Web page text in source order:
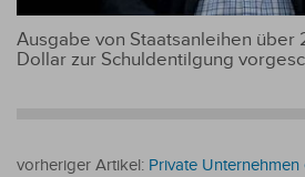
Ausgabe von Staatsanleihen über
Dollar zur Schuldentilgung
vorheriger Artikel: Private